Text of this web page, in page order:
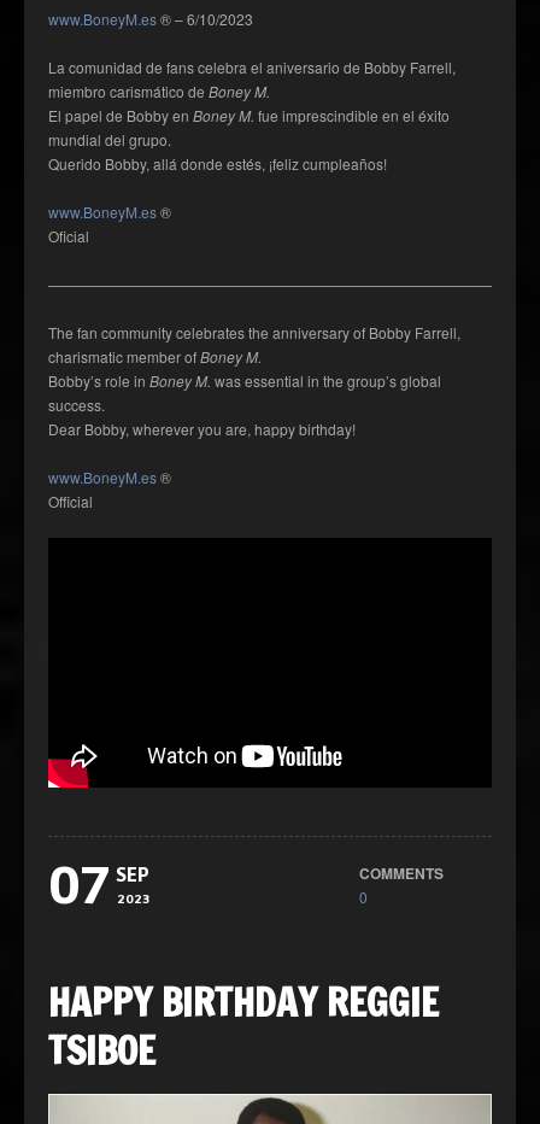
www.BoneyM.es® – 6/10/2023
La comunidad de fans celebra el aniversario de Bobby Farrell,
miembro carismático de Boney M.
El papel de Bobby en Boney M. fue imprescindible en el éxito
mundial del grupo.
Querido Bobby, allá donde estés, ¡feliz cumpleaños!
www.BoneyM.es®
Oficial
The fan community celebrates the anniversary of Bobby Farrell,
charismatic member ofBoney M.
Bobby’s role in Boney M. was essential in the group’s global
success.
Dear Bobby, wherever you are, happy birthday!
www.BoneyM.es®
Official
07 SEP
2023
COMMENTS
0
HAPPY BIRTHDAY REGGIE
TSIBOE